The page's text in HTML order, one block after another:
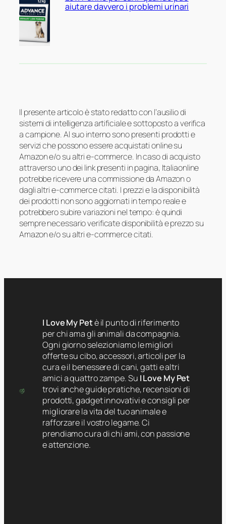
aiutare davvero i problemi urinari
Il presente articolo è stato redatto con l’ausilio di
sistemi di intelligenza artificiale e sottoposto a verifica
a campione. Al suo interno sono presenti prodotti e
servizi che possono essere acquistati online su
Amazon e/o su altri e-commerce. In caso di acquisto
attraverso uno dei link presenti in pagina, Italiaonline
potrebbe ricevere una commissione da Amazon o
dagli altri e-commerce citati. I prezzi e la disponibilità
dei prodotti non sono aggiornati in tempo reale e
potrebbero subire variazioni nel tempo: è quindi
sempre necessario verificate disponibilità e prezzo su
Amazon e/o su altri e-commerce citati.
I Love My Petè il punto di riferimento
per chi ama gli animali da compagnia.
Ogni giorno selezioniamo le migliori
offerte su cibo, accessori, articoli per la
cura e il benessere di cani, gatti e altri
amici a quattro zampe. Su I Love My Pet
trovi anche guide pratiche, recensioni di
prodotti, gadget innovativi e consigli per
migliorare la vita del tuo animale e
rafforzare il vostro legame. Ci
prendiamo cura di chi ami, con passione
e attenzione.